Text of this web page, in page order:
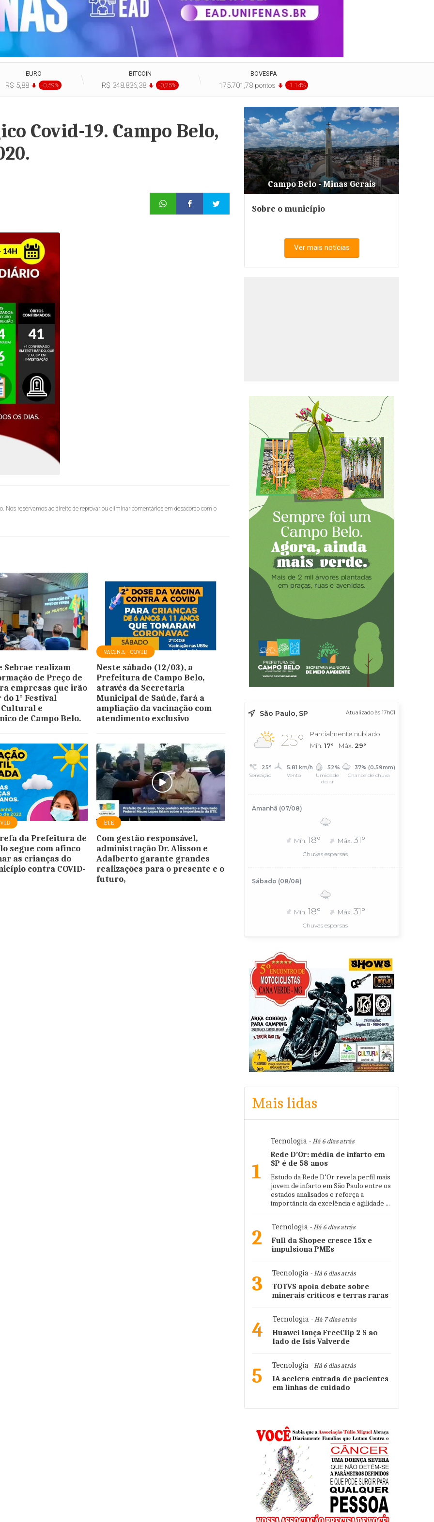
EURO
R$ 5,88 -0,59%
BITCOIN
R$ 348.836,38 -0,25%
BOVESPA
175.701,78 pontos -1.14%
Covid-19. Campo Belo,
Nos reservamos ao direito de reprovar ou eliminar comentários em desacordo com o
Sebrae realizam
de Preço de
empresas que irão
1° Festival
e
de Campo Belo.
VACINA - COVID
Neste sábado (12/03), a
Prefeitura de Campo Belo,
através da Secretaria
Municipal de Saúde, fará a
ampliação da vacinação com
atendimento exclusivo
da Prefeitura de
segue com afinco
as crianças do
contra COVID-
ETE
Com gestão responsável,
administração Dr. Alisson e
Adalberto garante grandes
realizações para o presente e o
futuro,
Campo Belo - Minas Gerais
Sobre o município
Ver mais notícias
São Paulo, SP Atualizado às 17h01
25°
Parcialmente nublado
Mín. 17° Máx. 29°
25°
Sensação
5.81 km/h
Vento
52%
Umidade
do ar
37% (0.59mm)
Chance de chuva
Amanhã (07/08)
Mín. 18° Máx. 31°
Chuvas esparsas
Sábado (08/08)
Mín. 18° Máx. 31°
Chuvas esparsas
Mais lidas
1
Tecnologia - Há 6 dias atrás
Rede D’Or: média de infarto em
SP é de 58 anos
Estudo da Rede D’Or revela perfil mais
jovem de infarto em São Paulo entre os
estados analisados e reforça a
importância da excelência e agilidade ...
2 Tecnologia - Há 6 dias atrás
Full da Shopee cresce 15x e
impulsiona PMEs
3 Tecnologia - Há 6 dias atrás
TOTVS apoia debate sobre
minerais críticos e terras raras
4 Tecnologia - Há 7 dias atrás
Huawei lança FreeClip 2 S ao
lado de Isis Valverde
5 Tecnologia - Há 6 dias atrás
IA acelera entrada de pacientes
em linhas de cuidado